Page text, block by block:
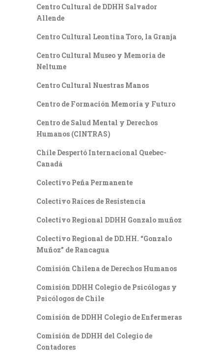
Centro Cultural de DDHH Salvador
Allende
Centro Cultural Leontina Toro, la Granja
Centro Cultural Museo y Memoria de
Neltume
Centro Cultural Nuestras Manos
Centro de Formación Memoria y Futuro
Centro de Salud Mental y Derechos
Humanos (CINTRAS)
Chile Despertó Internacional Quebec-
Canadá
Colectivo Peña Permanente
Colectivo Raíces de Resistencia
Colectivo Regional DDHH Gonzalo muñoz
Colectivo Regional de DD.HH. “Gonzalo
Muñoz” de Rancagua
Comisión Chilena de Derechos Humanos
Comisión DDHH Colegio de Psicólogas y
Psicólogos de Chile
Comisión de DDHH Colegio de Enfermeras
Comisión de DDHH del Colegio de
Contadores